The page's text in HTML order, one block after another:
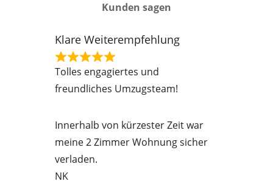
Kunden sagen
Klare Weiterempfehlung
R
a
d
5
o
Tolles engagiertes und
freundliches Umzugsteam!
Innerhalb von kürzester Zeit war
meine 2 Zimmer Wohnung sicher
verladen.
NK